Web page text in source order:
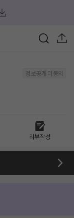
정보공개 미동의
리뷰작성